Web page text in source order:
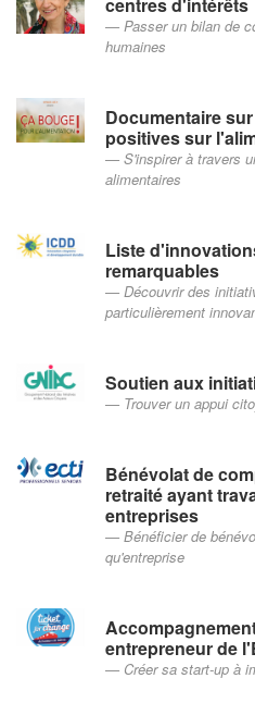
Passer un bilan de
humaines
Documentaire
positives sur
S'inspirer à travers
alimentaires
Liste
remarquables
Découvrir des
particulièrement
Soutien aux
Trouver un appui
Bénévolat de
retraité ayant
entreprises
Bénéficier de
qu'entreprise
entrepreneur de
Créer sa start-up à